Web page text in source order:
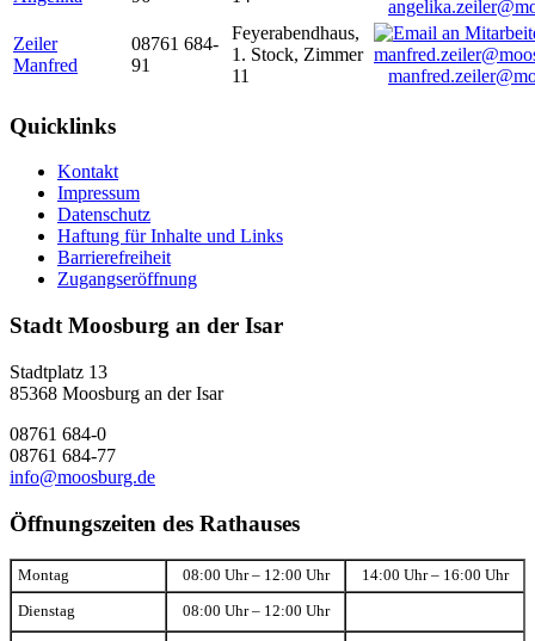
Zeiler
Manfred
08761 684-
91
Feyerabendhaus,
1. Stock, Zimmer
11
Quicklinks
Kontakt
Impressum
Datenschutz
Haftung für Inhalte und Links
Barrierefreiheit
Zugangseröffnung
Stadt Moosburg an der Isar
Stadtplatz 13
85368 Moosburg an der Isar
08761 684-0
08761 684-77
info@moosburg.de
Öffnungszeiten des Rathauses
Montag 08:00 Uhr – 12:00 Uhr 14:00 Uhr – 16:00 Uhr
Dienstag 08:00 Uhr – 12:00 Uhr